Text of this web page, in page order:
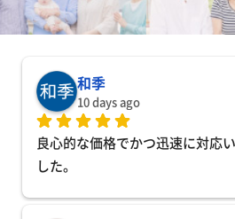
和季
10 days ago
良心的な価格でかつ迅速に対応
した。